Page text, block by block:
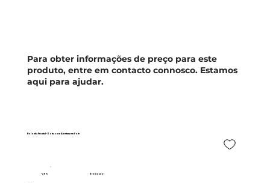
Bolonha Frontal - Porta com Abertura em Fole
Promoção!
- 20%
Para obter informações de preço para este
produto, entre em contacto connosco. Estamos
aqui para ajudar.